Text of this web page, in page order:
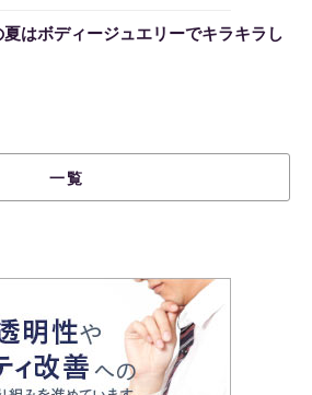
夏はボディージュエリーでキラキラし
一覧